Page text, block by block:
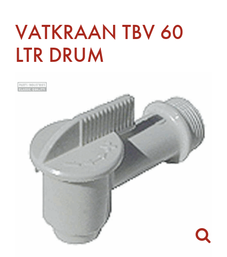
VATKRAAN TBV 60
LTR DRUM